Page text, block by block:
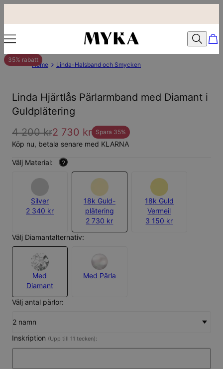
35% rabatt
Home Linda-Halsband och Smycken
Linda Hjärtlås Pärlarmband med Diamant i
Guldplätering
4 200 kr2 730 kr Spara 35%
Köp nu, betala senare med KLARNA
Välj Material: ?
Silver
2 340 kr
18k Guld-
plätering
2 730 kr
18k Guld
Vermeil
3 150 kr
Välj Diamantalternativ:
Med
Diamant
Med Pärla
Välj antal pärlor:
2 namn
Inskription (Upp till 11 tecken):